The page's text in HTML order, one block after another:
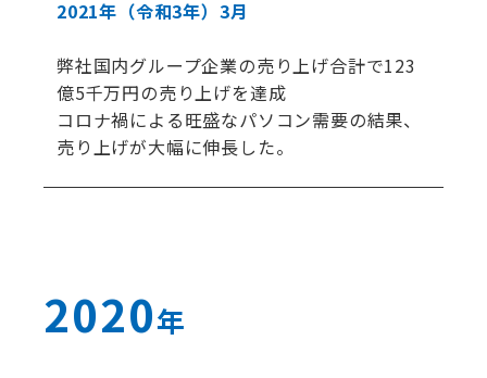
2021年 （令和3年） 3月
弊社国内グループ企業の売り上げ合計で123
億5千万円の売り上げを達成
コロナ禍による旺盛なパソコン需要の結果、
売り上げが大幅に伸長した。
2020年